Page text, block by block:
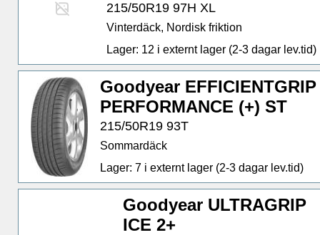
215/50R19 97H XL
Vinterdäck, Nordisk friktion
Lager: 12 i externt lager (2-3 dagar lev.tid)
Goodyear EFFICIENTGRIP
PERFORMANCE (+) ST
215/50R19 93T
Sommardäck
Lager: 7 i externt lager (2-3 dagar lev.tid)
Goodyear ULTRAGRIP
ICE 2+